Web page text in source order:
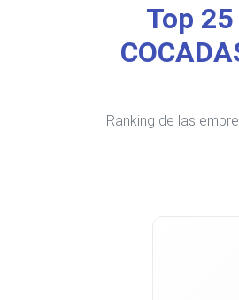
Top 25
Ranking de las